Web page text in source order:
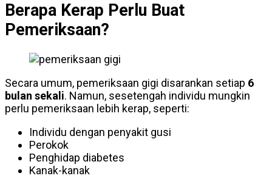
Berapa Kerap Perlu Buat
Pemeriksaan?
Secara umum, pemeriksaan gigi disarankan setiap 6
bulan sekali. Namun, sesetengah individu mungkin
perlu pemeriksaan lebih kerap, seperti:
Individu dengan penyakit gusi
Perokok
Penghidap diabetes
Kanak-kanak